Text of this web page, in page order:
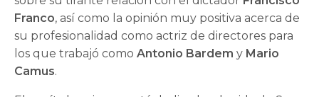
Franco, así como la opinión muy positiva acerca de
su profesionalidad como actriz de directores para
los que trabajó comoAntonio Bardem y Mario
Camus.